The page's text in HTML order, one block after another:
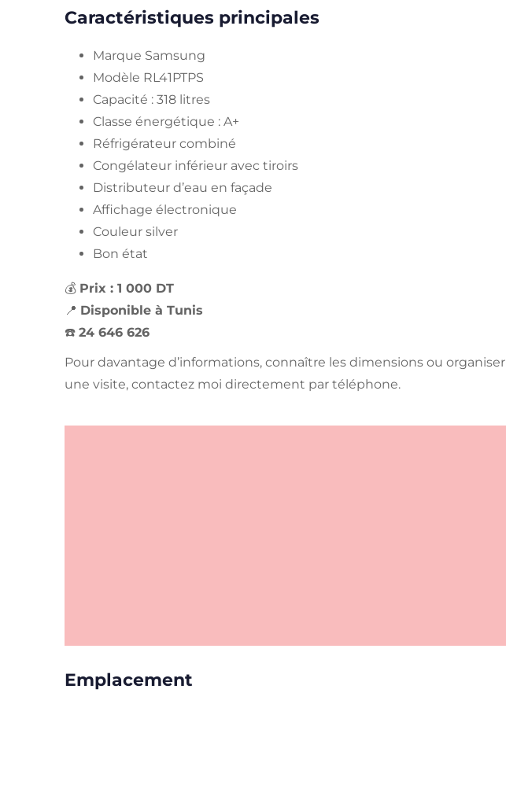
Caractéristiques principales
Marque Samsung
Modèle RL41PTPS
Capacité : 318 litres
Classe énergétique : A+
Réfrigérateur combiné
Congélateur inférieur avec tiroirs
Distributeur d’eau en façade
Affichage électronique
Couleur silver
Bon état
💰 Prix : 1 000 DT
📍 Disponible à Tunis
☎️ 24 646 626
Pour davantage d’informations, connaître les dimensions ou organiser
une visite, contactez moi directement par téléphone.
Emplacement